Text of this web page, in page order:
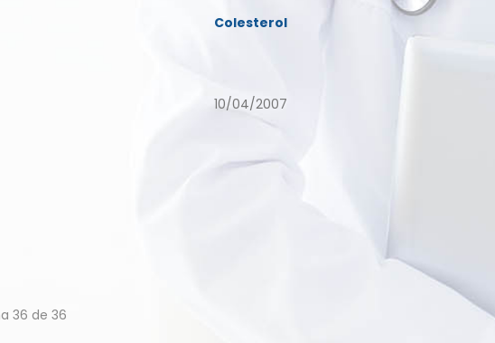
Colesterol
10/04/2007
36 de 36